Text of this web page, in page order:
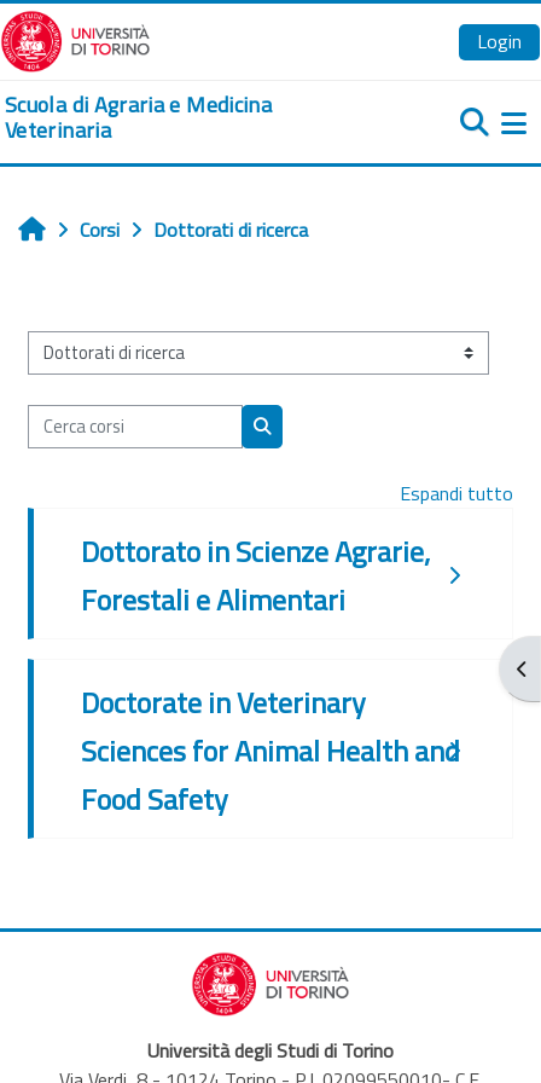
Vai al contenuto principale
Login
Scuola di Agraria e Medicina
Veterinaria
Home
Corsi Dottorati di ricerca
Categorie di corso
Cerca corsi
Cerca corsi
Espandi tutto
Dottorato in Scienze Agrarie,
Forestali e Alimentari
Doctorate in Veterinary
Sciences for Animal Health and
Food Safety
Università degli Studi di Torino